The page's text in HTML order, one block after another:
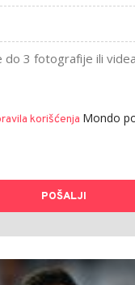
do 3 fotografije ili
korišćenja Mondo
POŠALJI